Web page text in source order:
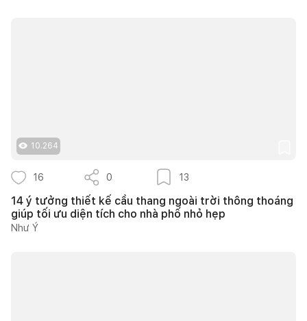
10.264
16 0 13
14 ý tưởng thiết kế cầu thang ngoài trời thông thoáng
giúp tối ưu diện tích cho nhà phố nhỏ hẹp
Như Ý